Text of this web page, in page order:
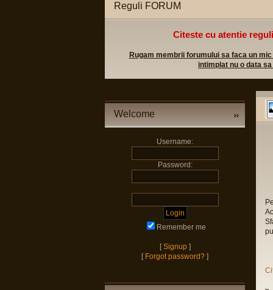
Reguli FORUM
Citeste cu atentie
Rugam membrii forumului sa faca un
intimplat nu o data
Welcome
Username:
Password:
Remember me
[Signup]
[ Forgot password? ]